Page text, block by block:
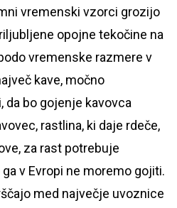
vremenski vzorci grozijo
opojne tekočine na
vremenske razmere v
kave, močno
da bo gojenje kavovca
rastlina, ki daje rdeče,
za rast potrebuje
v Evropi ne moremo gojiti.
med največje uvoznice